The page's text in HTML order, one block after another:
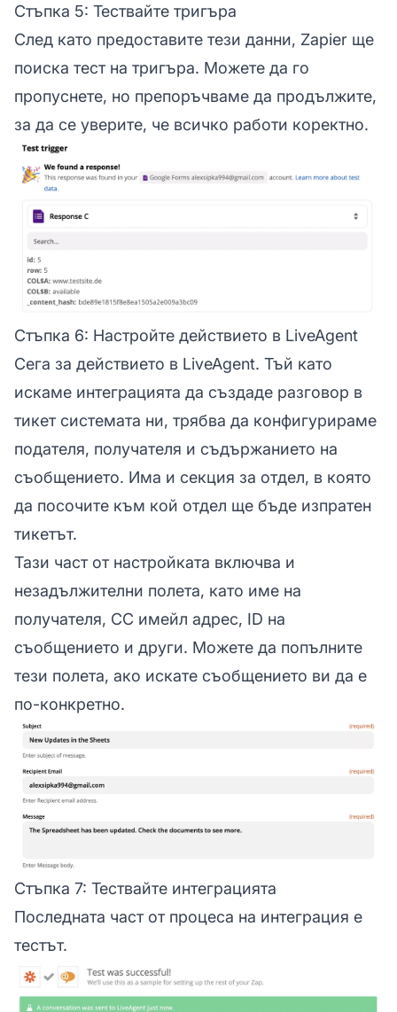
Стъпка 5: Тествайте тригъра
След като предоставите тези данни, Zapier ще
поиска тест на тригъра. Можете да го
пропуснете, но препоръчваме да продължите,
за да се уверите, че всичко работи коректно.
Стъпка 6: Настройте действието в LiveAgent
Сега за действието в LiveAgent. Тъй като
искаме интеграцията да създаде разговор в
тикет системата ни, трябва да конфигурираме
подателя, получателя и съдържанието на
съобщението. Има и секция за отдел, в която
да посочите към кой отдел ще бъде изпратен
тикетът.
Тази част от настройката включва и
незадължителни полета, като име на
получателя, CC имейл адрес, ID на
съобщението и други. Можете да попълните
тези полета, ако искате съобщението ви да е
по-конкретно.
Стъпка 7: Тествайте интеграцията
Последната част от процеса на интеграция е
тестът.